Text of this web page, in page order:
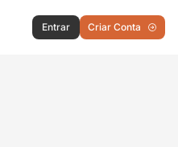
Entrar Criar Conta